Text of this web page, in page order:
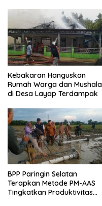
Kebakaran Hanguskan
Rumah Warga dan Mushala
di Desa Layap Terdampak
BPP Paringin Selatan
Terapkan Metode PM-AAS
Tingkatkan Produktivitas